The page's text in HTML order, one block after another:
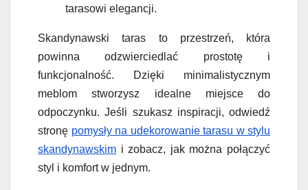
tarasowi elegancji.
Skandynawski taras to przestrzeń, która
powinna odzwierciedlać prostotę i
funkcjonalność. Dzięki minimalistycznym
meblom stworzysz idealne miejsce do
odpoczynku. Jeśli szukasz inspiracji, odwiedź
stronę pomysły na udekorowanie tarasu w stylu
skandynawskim i zobacz, jak można połączyć
styl i komfort w jednym.